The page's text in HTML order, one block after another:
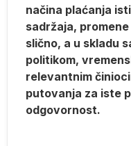
načina plaćanja
sadržaja,
slično, a u skladu
politikom,
relevantnim
putovanja za iste
odgovornost.